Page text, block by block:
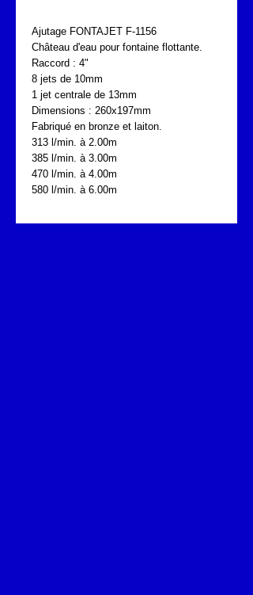
Ajutage FONTAJET F-1156
Château d'eau pour fontaine flottante.
Raccord : 4"
8 jets de 10mm
1 jet centrale de 13mm
Dimensions : 260x197mm
Fabriqué en bronze et laiton.
313 l/min. à 2.00m
385 l/min. à 3.00m
470 l/min. à 4.00m
580 l/min. à 6.00m